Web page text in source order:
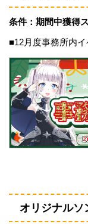
条件：期間中獲得
■12月度事務所内イ
オリジナルソ